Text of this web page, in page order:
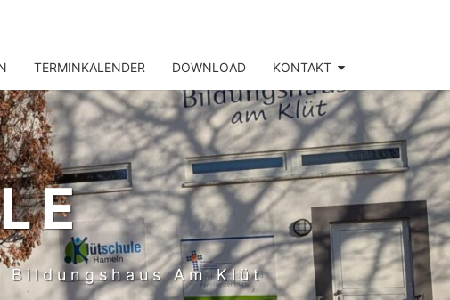
TERMINKALENDER DOWNLOAD KONTAKT
Am Klüt